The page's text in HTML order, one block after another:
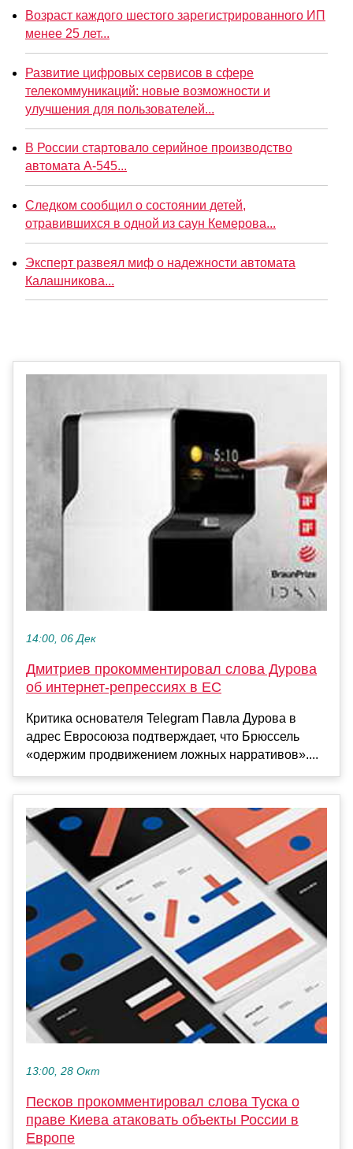
Возраст каждого шестого зарегистрированного ИП
менее 25 лет...
Развитие цифровых сервисов в сфере
телекоммуникаций: новые возможности и
улучшения для пользователей...
В России стартовало серийное производство
автомата А-545...
Следком сообщил о состоянии детей,
отравившихся в одной из саун Кемерова...
Эксперт развеял миф о надежности автомата
Калашникова...
14:00, 06 Дек
Дмитриев прокомментировал слова Дурова
об интернет-репрессиях в ЕС
Критика основателя Telegram Павла Дурова в
адрес Евросоюза подтверждает, что Брюссель
«одержим продвижением ложных нарративов»....
13:00, 28 Окт
Песков прокомментировал слова Туска о
праве Киева атаковать объекты России в
Европе